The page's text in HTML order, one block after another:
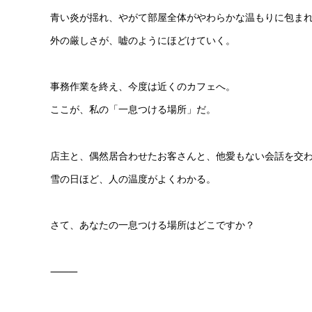
青い炎が揺れ、やがて部屋全体がやわらかな温もりに包まれ
外の厳しさが、嘘のようにほどけていく。
事務作業を終え、今度は近くのカフェへ。
ここが、私の「一息つける場所」だ。
店主と、偶然居合わせたお客さんと、他愛もない会話を交わ
雪の日ほど、人の温度がよくわかる。
さて、あなたの一息つける場所はどこですか？
⸻